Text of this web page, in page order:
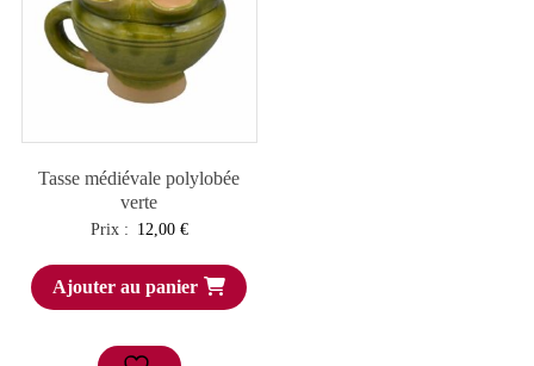
Tasse médiévale polylobée
verte
Prix : 12,00 €
Ajouter au panier